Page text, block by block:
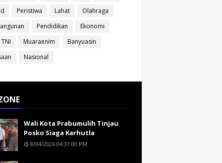
Peristiwa Lahat
Olahraga
Pendidikan
Ekonomi
Muaraenim
Banyuasin
Nasional
Wali Kota Prabumulih Tinjau
Posko Siaga Karhutla
8/04/2026 04:31:00 PM